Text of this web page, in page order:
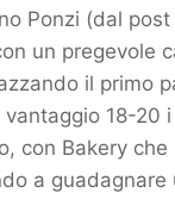
Ponzi (dal
un pregevole
il primo
18-20
con Bakery
a